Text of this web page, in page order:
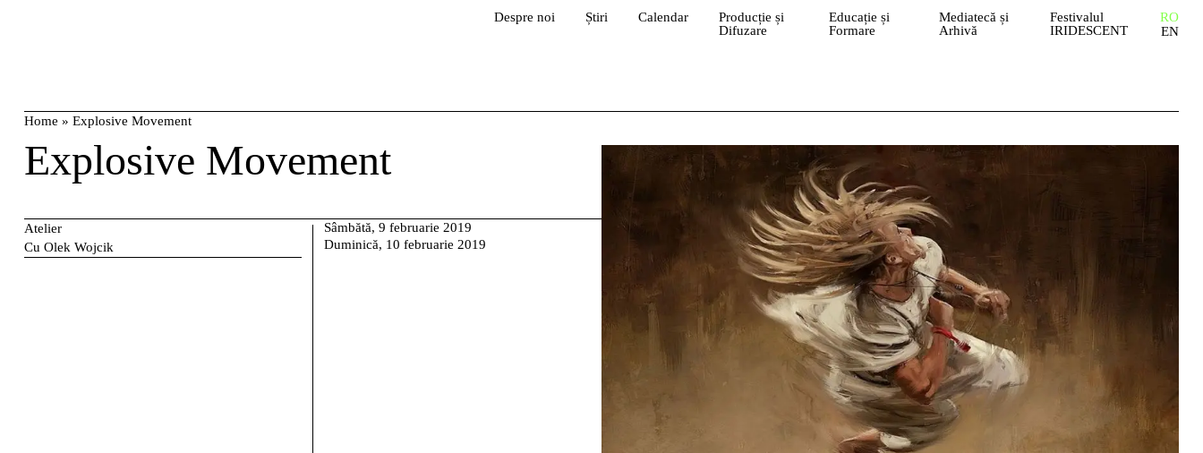
Despre noi Știri Calendar
Producție și
Difuzare
Educație și
Formare
Mediatecă și
Arhivă
Festivalul
IRIDESCENT
RO
EN
Home » Explosive Movement
Explosive Movement
Atelier
Cu Olek Wojcik
Sâmbătă, 9 februarie 2019
Duminică, 10 februarie 2019